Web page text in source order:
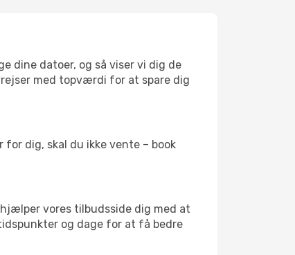
dine datoer, og så viser vi dig de
med topværdi for at spare dig
dig, skal du ikke vente – book
vores tilbudsside dig med at
og dage for at få bedre